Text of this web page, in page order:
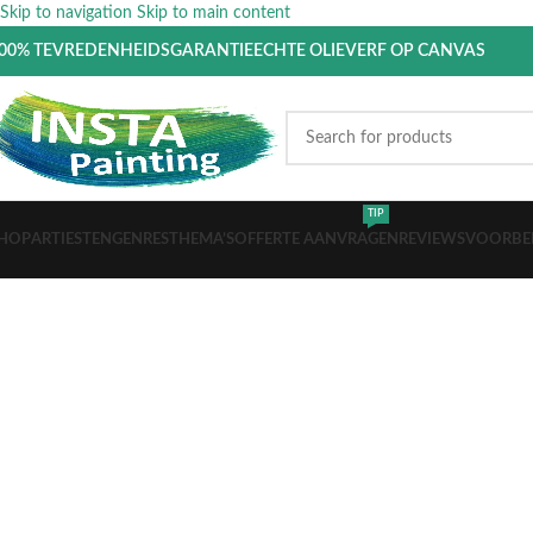
Skip to navigation Skip to main content
TEVREDENHEIDSGARANTIEECHTE OLIEVERF OP CANVAS
ARTIESTEN GENRES THEMA’SOFFERTE AANVRAGEN
TIP
REVIEWS